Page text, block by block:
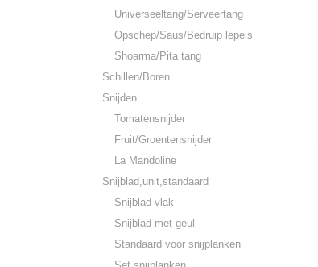
Universeeltang/Serveertang
Opschep/Saus/Bedruip lepels
Shoarma/Pita tang
Schillen/Boren
Snijden
Tomatensnijder
Fruit/Groentensnijder
La Mandoline
Snijblad,unit,standaard
Snijblad vlak
Snijblad met geul
Standaard voor snijplanken